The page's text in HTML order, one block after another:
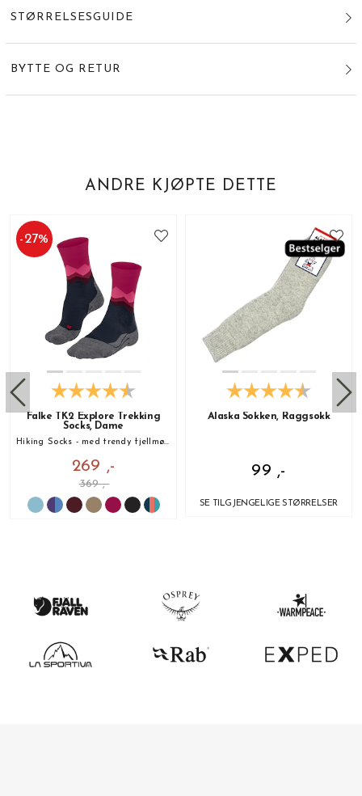
STØRRELSESGUIDE
BYTTE OG RETUR
ANDRE KJØPTE DETTE
-27%
Falke TK2 Explore Trekking
Socks, Dame
Hiking Socks - med trendy fjellmønster!
269 ,-
369 ,-
Alaska Sokken, Raggsokk
99 ,-
SE TILGJENGELIGE STØRRELSER